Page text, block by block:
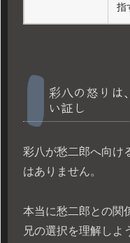
指
彩八の怒りは
い証し
彩八が愁二郎へ向け
はありません。
本当に愁二郎との関
兄の選択を理解しよ